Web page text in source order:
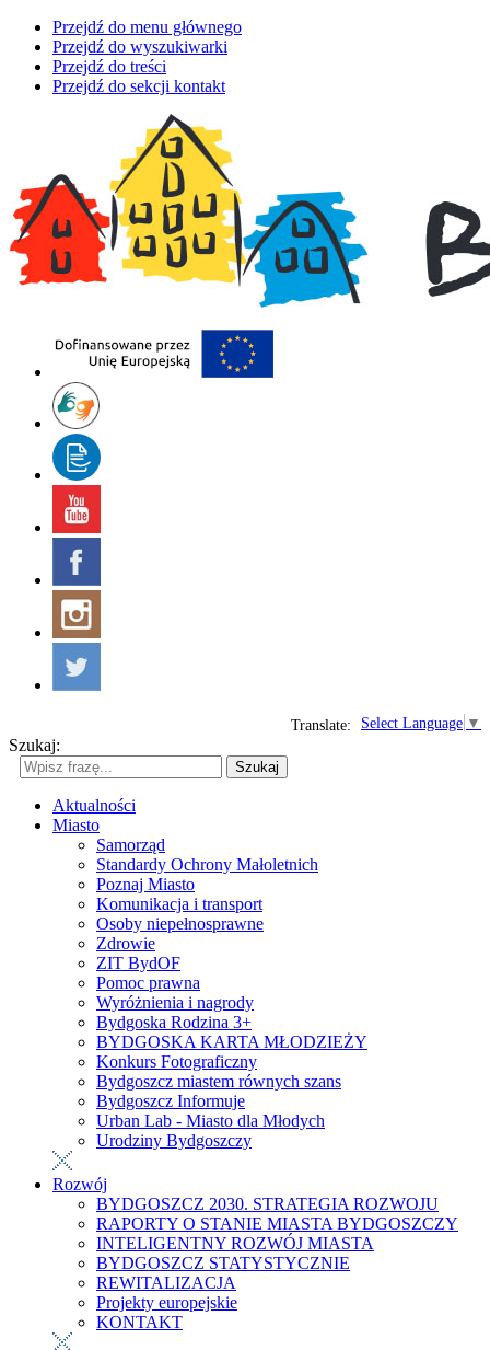
Przejdź do menu głównego
Przejdź do wyszukiwarki
Przejdź do treści
Przejdź do sekcji kontakt
Select Language ▼
Translate:
Szukaj:
Szukaj
Aktualności
Miasto
Samorząd
Standardy Ochrony Małoletnich
Poznaj Miasto
Komunikacja i transport
Osoby niepełnosprawne
Zdrowie
ZIT BydOF
Pomoc prawna
Wyróżnienia i nagrody
Bydgoska Rodzina 3+
BYDGOSKA KARTA MŁODZIEŻY
Konkurs Fotograficzny
Bydgoszcz miastem równych szans
Bydgoszcz Informuje
Urban Lab - Miasto dla Młodych
Urodziny Bydgoszczy
Rozwój
BYDGOSZCZ 2030. STRATEGIA ROZWOJU
RAPORTY O STANIE MIASTA BYDGOSZCZY
INTELIGENTNY ROZWÓJ MIASTA
BYDGOSZCZ STATYSTYCZNIE
REWITALIZACJA
Projekty europejskie
KONTAKT